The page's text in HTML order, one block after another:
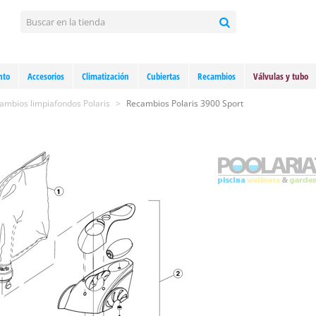
Accesorios Climatización Cubiertas Recambios Válvulas y tubo
limpiafondos Polaris > Recambios Polaris 3900 Sport